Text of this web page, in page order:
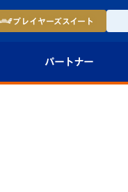
プレイヤーズスイート
パートナー